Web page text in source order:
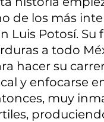
13
16
de los más
Luis Potosí.
a todo
hacer su
y enfocarse
muy